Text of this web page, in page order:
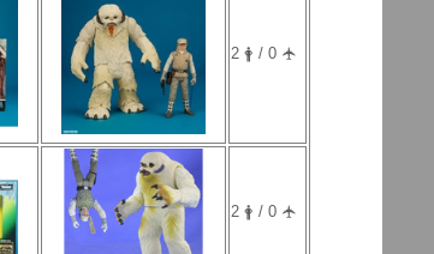
2 🛉 / 0 🛧
2 🛉 / 0 🛧